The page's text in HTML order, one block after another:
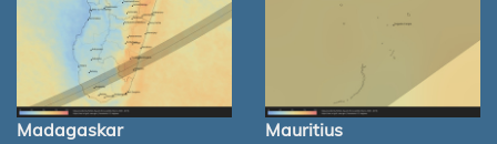
Madagaskar Mauritius